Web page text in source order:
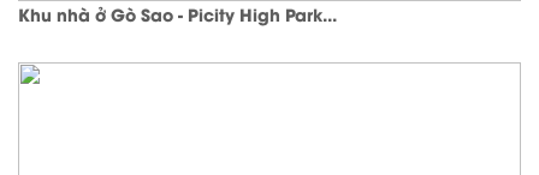
Khu nhà ở Gò Sao - Picity High Park...